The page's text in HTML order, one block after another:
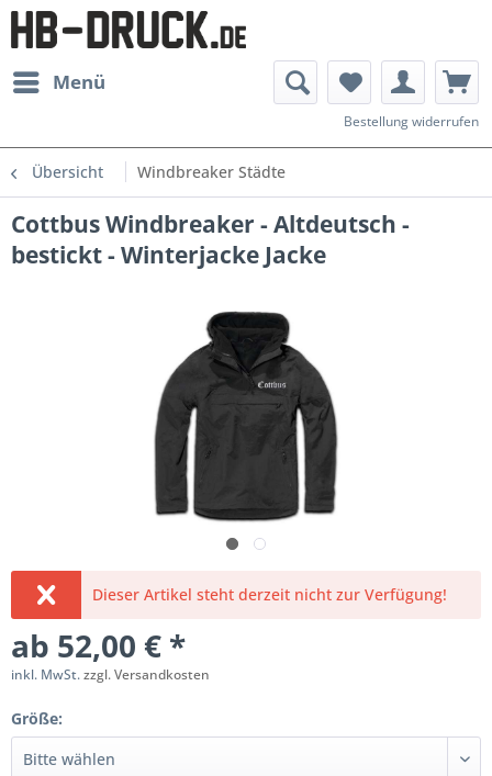
Menü
Bestellung widerrufen
Übersicht Windbreaker Städte
Cottbus Windbreaker - Altdeutsch -
bestickt - Winterjacke Jacke
Dieser Artikel steht derzeit nicht zur Verfügung!
ab 52,00 € *
inkl. MwSt.zzgl. Versandkosten
Größe: